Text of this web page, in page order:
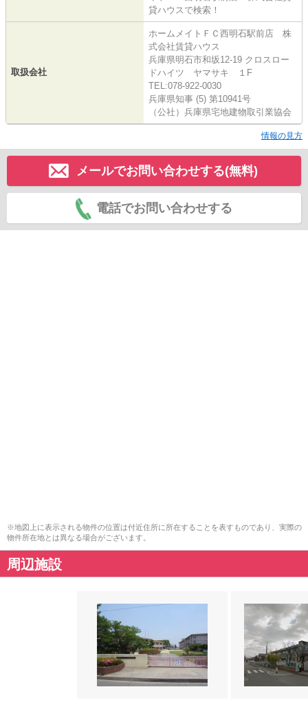
貸ハウスで検索！
取扱会社
ホームメイトＦＣ西明石駅前店 株
式会社賃貸ハウス
兵庫県明石市和坂12-19 クロスロー
ドハイツ ヤマサキ １F
TEL:078-922-0030
兵庫県知事 (5) 第10941号
（公社）兵庫県宅地建物取引業協会
情報の見方
メールでお問い合わせする(無料)
電話でお問い合わせする
※地図上に表示される物件の位置は付近住所に所在することを表すものであり、実際の
物件所在地とは異なる場合がございます。
周辺施設